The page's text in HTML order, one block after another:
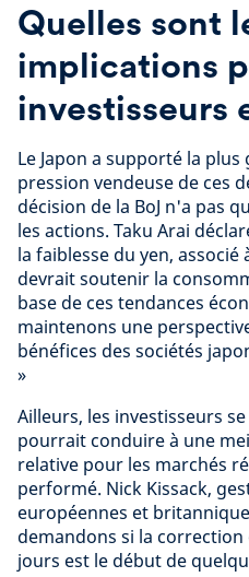
Quelles sont
implications
investisseurs
Le Japon a supporté la
pression vendeuse de ces
décision de la BoJ n'a pas
les actions. Taku Arai
la faiblesse du yen, associé
devrait soutenir la
base de ces tendances
maintenons une
bénéfices des sociétés
»
Ailleurs, les investisseurs
pourrait conduire à une
relative pour les marchés
performé. Nick Kissack,
européennes et
demandons si la
jours est le début de